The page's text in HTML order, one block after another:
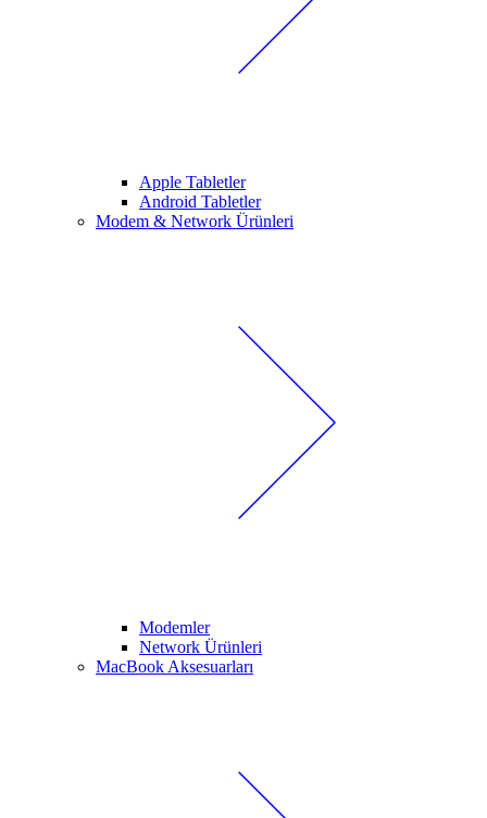
Apple Tabletler
Android Tabletler
Modem & Network Ürünleri
Modemler
Network Ürünleri
MacBook Aksesuarları